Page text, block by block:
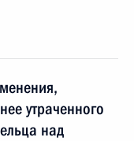
утраченного
над